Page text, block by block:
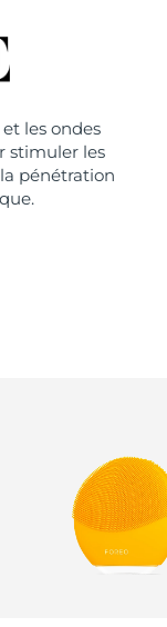
les ondes
stimuler les
pénétration